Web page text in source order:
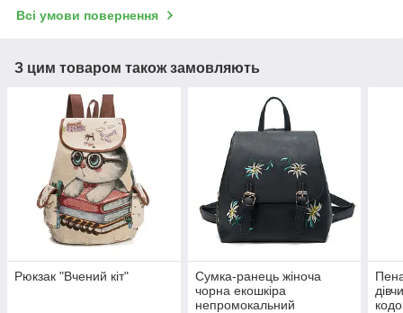
Всі умови повернення
З цим товаром також замовляють
Рюкзак "Вчений кіт"
Сумка-ранець жіноча
чорна екошкіра
непромокальний